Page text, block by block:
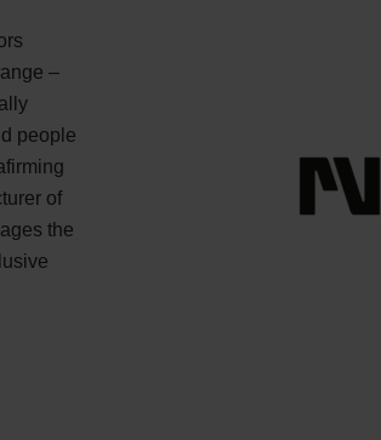
–
people
of
the